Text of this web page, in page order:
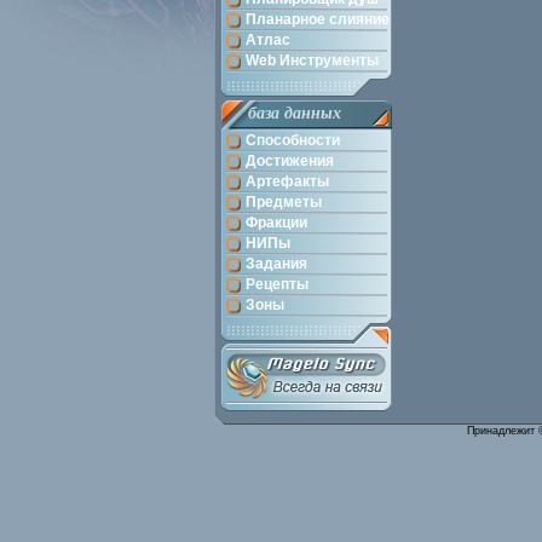
Планарное слияние
Атлас
Web Инструменты
база данных
Способности
Достижения
Артефакты
Предметы
Фракции
НИПы
Задания
Рецепты
Зоны
Принадлежит